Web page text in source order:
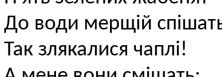
До води мерщій
Так злякалися чаплі!